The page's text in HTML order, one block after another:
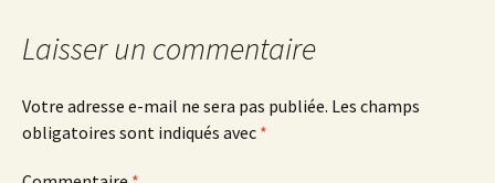
Laisser un commentaire
Votre adresse e-mail ne sera pas publiée. Les champs
obligatoires sont indiqués avec *